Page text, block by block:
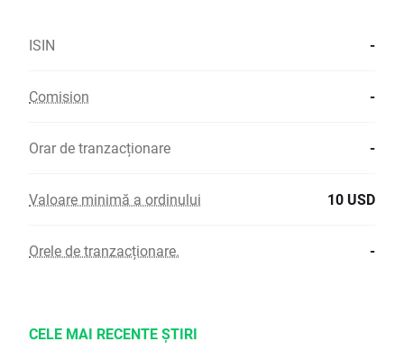
ISIN -
Comision -
Orar de tranzacționare -
Valoare minimă a ordinului 10 USD
Orele de tranzacționare. -
CELE MAI RECENTE ȘTIRI